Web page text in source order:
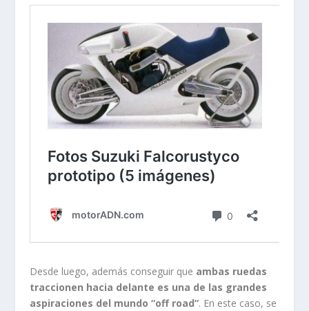
Desde luego, además conseguir que ambas ruedas
traccionen hacia delante es una de las grandes
aspiraciones del mundo “off road”. En este caso, se